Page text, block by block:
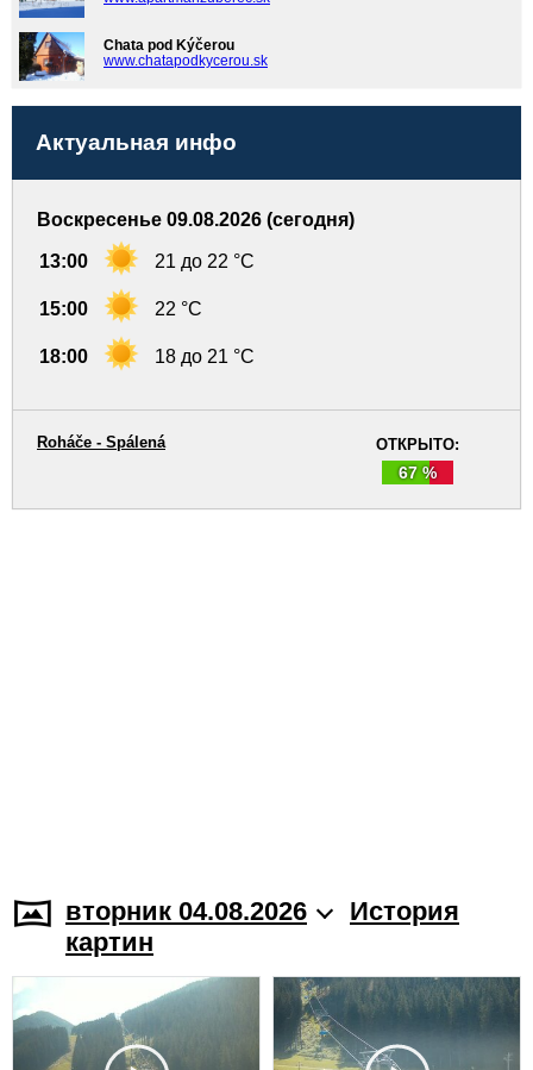
Chata pod Kýčerou
www.chatapodkycerou.sk
Актуальная инфо
Воскресенье 09.08.2026 (сегодня)
13:00 21 до 22 °C
15:00 22 °C
18:00 18 до 21 °C
ОТКРЫТО:
67 %
Roháče - Spálená
вторник 04.08.2026
История
картин